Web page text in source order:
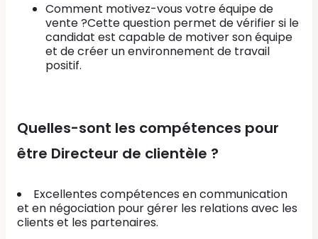
Comment motivez-vous votre équipe de
vente ?Cette question permet de vérifier si le
candidat est capable de motiver son équipe
et de créer un environnement de travail
positif.
Quelles-sont les compétences pour
être Directeur de clientèle ?
Excellentes compétences en communication
et en négociation pour gérer les relations avec les
clients et les partenaires.